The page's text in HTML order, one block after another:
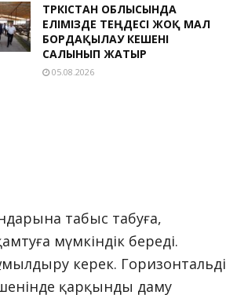
ТҮРКІСТАН ОБЛЫСЫНДА
ЕЛІМІЗДЕ ТЕҢДЕСІ ЖОҚ МАЛ
БОРДАҚЫЛАУ КЕШЕНІ
САЛЫНЫП ЖАТЫР
05.08.2026
табыс табуға,
мүмкіндік береді.
керек. Горизонтальді
қарқынды даму